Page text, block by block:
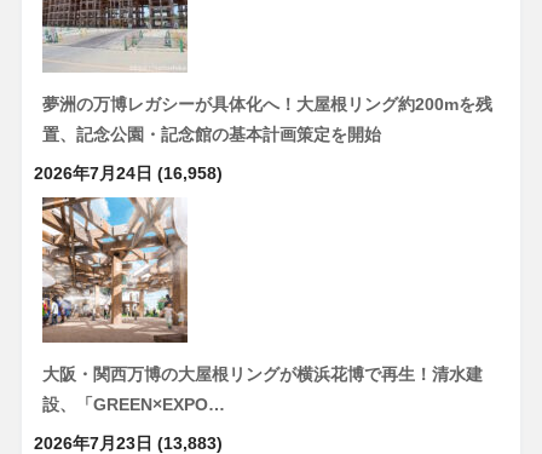
夢洲の万博レガシーが具体化へ！大屋根リング約200mを残
置、記念公園・記念館の基本計画策定を開始
2026年7月24日 (16,958)
大阪・関西万博の大屋根リングが横浜花博で再生！清水建
設、「GREEN×EXPO…
2026年7月23日 (13,883)